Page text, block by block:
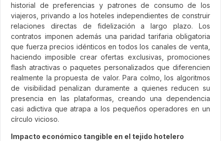
historial de preferencias y patrones de consumo de los
viajeros, privando a los hoteles independientes de construir
relaciones directas de fidelización a largo plazo. Los
contratos imponen además una paridad tarifaria obligatoria
que fuerza precios idénticos en todos los canales de venta,
haciendo imposible crear ofertas exclusivas, promociones
flash atractivas o paquetes personalizados que diferencien
realmente la propuesta de valor. Para colmo, los algoritmos
de visibilidad penalizan duramente a quienes reducen su
presencia en las plataformas, creando una dependencia
casi adictiva que atrapa a los pequeños operadores en un
círculo vicioso.
Impacto económico tangible en el tejido hotelero